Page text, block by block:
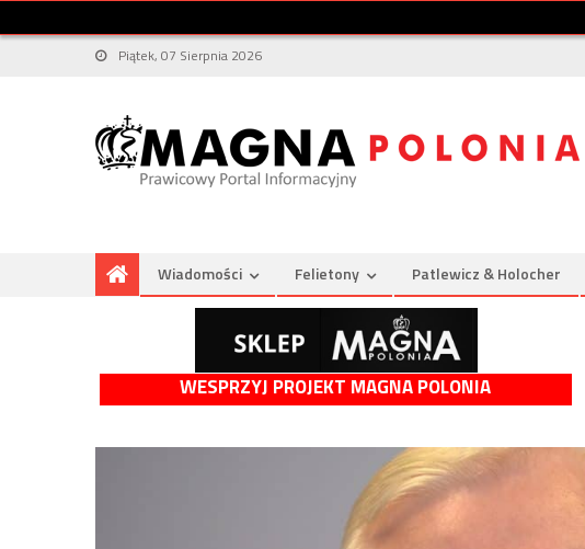
Piątek, 07 Sierpnia 2026
Wiadomości Felietony Patlewicz & Holocher
WESPRZYJ PROJEKT MAGNA POLONIA